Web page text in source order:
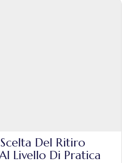
Del Ritiro
Livello Di Pratica